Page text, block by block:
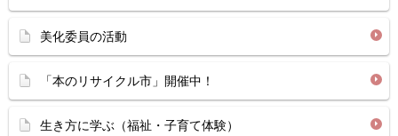
美化委員の活動
「本のリサイクル市」開催中！
生き方に学ぶ（福祉・子育て体験）